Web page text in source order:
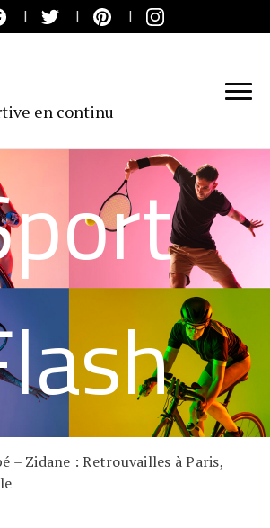
en continu
– Zidane : Retrouvailles à Paris,